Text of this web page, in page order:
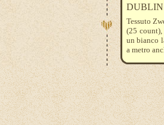
DUBLIN
Tessuto
(25
un bianco
a metro
quantità: 3